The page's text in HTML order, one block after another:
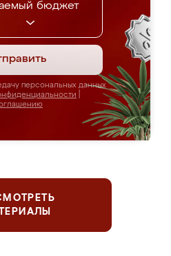
бюджет
персональных данных